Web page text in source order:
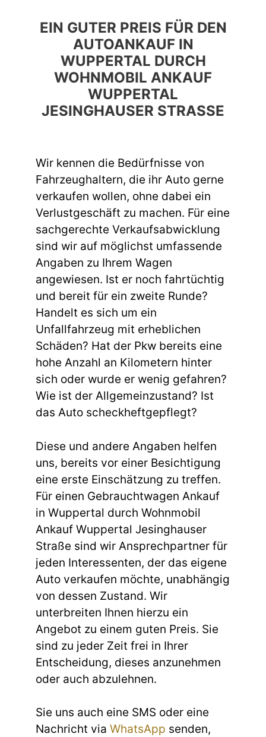
EIN GUTER PREIS FÜR DEN
AUTOANKAUF IN
WUPPERTAL DURCH
WOHNMOBIL ANKAUF
WUPPERTAL
JESINGHAUSER STRASSE
Wir kennen die Bedürfnisse von
Fahrzeughaltern, die ihr Auto gerne
verkaufen wollen, ohne dabei ein
Verlustgeschäft zu machen. Für eine
sachgerechte Verkaufsabwicklung
sind wir auf möglichst umfassende
Angaben zu Ihrem Wagen
angewiesen. Ist er noch fahrtüchtig
und bereit für ein zweite Runde?
Handelt es sich um ein
Unfallfahrzeug mit erheblichen
Schäden? Hat der Pkw bereits eine
hohe Anzahl an Kilometern hinter
sich oder wurde er wenig gefahren?
Wie ist der Allgemeinzustand? Ist
das Auto scheckheftgepflegt?
Diese und andere Angaben helfen
uns, bereits vor einer Besichtigung
eine erste Einschätzung zu treffen.
Für einen Gebrauchtwagen Ankauf
in Wuppertal durch Wohnmobil
Ankauf Wuppertal Jesinghauser
Straße sind wir Ansprechpartner für
jeden Interessenten, der das eigene
Auto verkaufen möchte, unabhängig
von dessen Zustand. Wir
unterbreiten Ihnen hierzu ein
Angebot zu einem guten Preis. Sie
sind zu jeder Zeit frei in Ihrer
Entscheidung, dieses anzunehmen
oder auch abzulehnen.
Sie uns auch eine SMS oder eine
Nachricht via WhatsApp senden,